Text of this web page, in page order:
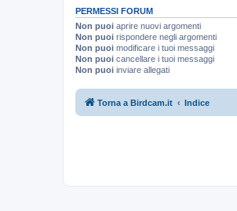
PERMESSI FORUM
Non puoi aprire nuovi argomenti
Non puoi rispondere negli argomenti
Non puoi modificare i tuoi messaggi
Non puoi cancellare i tuoi messaggi
Non puoi inviare allegati
Torna a Birdcam.it Indice